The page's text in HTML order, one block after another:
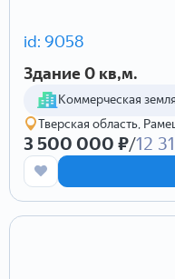
id: 9058
Здание 0 кв,м.
Коммерческая земля
Тверская область,
3 500 000 ₽/12